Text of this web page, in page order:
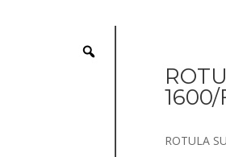
1600/
ROTULA